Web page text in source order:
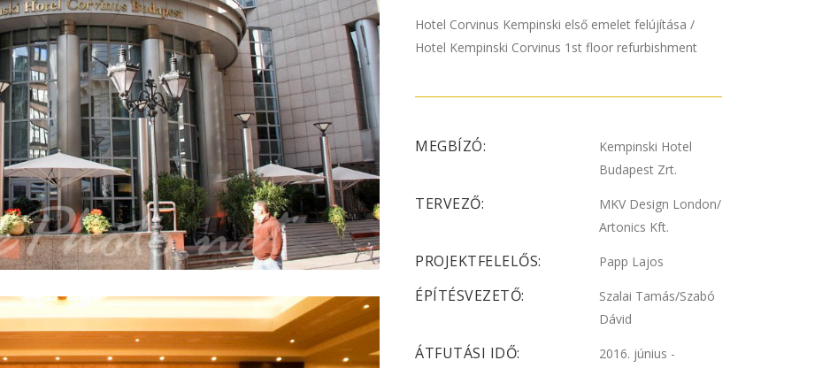
Hotel Corvinus Kempinski első emelet felújítása /
Hotel Kempinski Corvinus 1st floor refurbishment
MEGBÍZÓ:
Kempinski Hotel
Budapest Zrt.
TERVEZŐ:
MKV Design London/
Artonics Kft.
PROJEKTFELELŐS: Papp Lajos
ÉPÍTÉSVEZETŐ:
Szalai Tamás/Szabó
Dávid
ÁTFUTÁSI IDŐ:
2016. június -